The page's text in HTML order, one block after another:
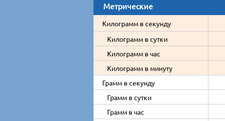
Метрические
Килограмм в секунду
Килограмм в сутки
Килограмм в час
Килограмм в минуту
Грамм в секунду
Грамм в сутки
Грамм в час